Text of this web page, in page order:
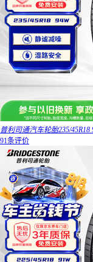
普利司通汽车轮胎235/
91条评价